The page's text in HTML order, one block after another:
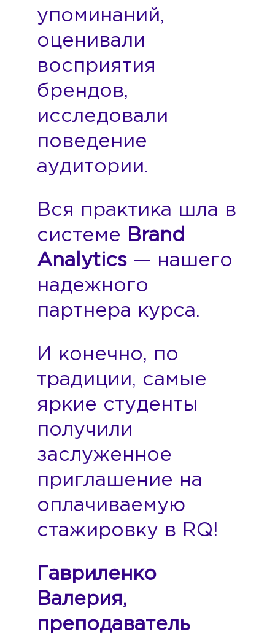
упоминаний,
оценивали
восприятия
брендов,
исследовали
поведение
аудитории.
Вся практика шла в
системе
Brand
Analytics — нашего
надежного
партнера курса.
И конечно, по
традиции, самые
яркие студенты
получили
заслуженное
приглашение на
оплачиваемую
стажировку в RQ!
Гавриленко
Валерия,
преподаватель